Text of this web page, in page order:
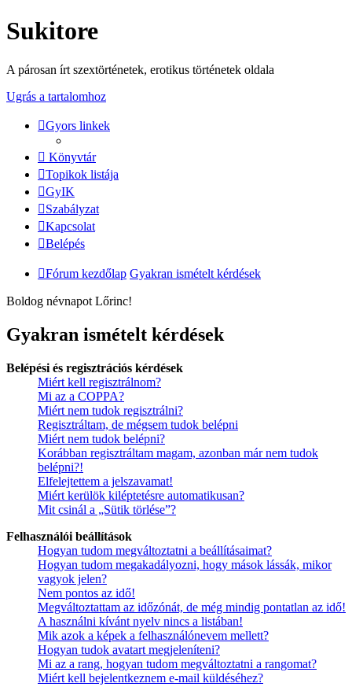
Sukitore
A párosan írt szextörténetek, erotikus történetek oldala
Ugrás a tartalomhoz
Gyors linkek
Könyvtár
Topikok listája
GyIK
Szabályzat
Kapcsolat
Belépés
Fórum kezdőlap Gyakran ismételt kérdések
Boldog névnapot Lőrinc!
Gyakran ismételt kérdések
Belépési és regisztrációs kérdések
Miért kell regisztrálnom?
Mi az a COPPA?
Miért nem tudok regisztrálni?
Regisztráltam, de mégsem tudok belépni
Miért nem tudok belépni?
Korábban regisztráltam magam, azonban már nem tudok
belépni?!
Elfelejtettem a jelszavamat!
Miért kerülök kiléptetésre automatikusan?
Mit csinál a „Sütik törlése”?
Felhasználói beállítások
Hogyan tudom megváltoztatni a beállításaimat?
Hogyan tudom megakadályozni, hogy mások lássák, mikor
vagyok jelen?
Nem pontos az idő!
Megváltoztattam az időzónát, de még mindig pontatlan az idő!
A használni kívánt nyelv nincs a listában!
Mik azok a képek a felhasználónevem mellett?
Hogyan tudok avatart megjeleníteni?
Mi az a rang, hogyan tudom megváltoztatni a rangomat?
Miért kell bejelentkeznem e-mail küldéséhez?